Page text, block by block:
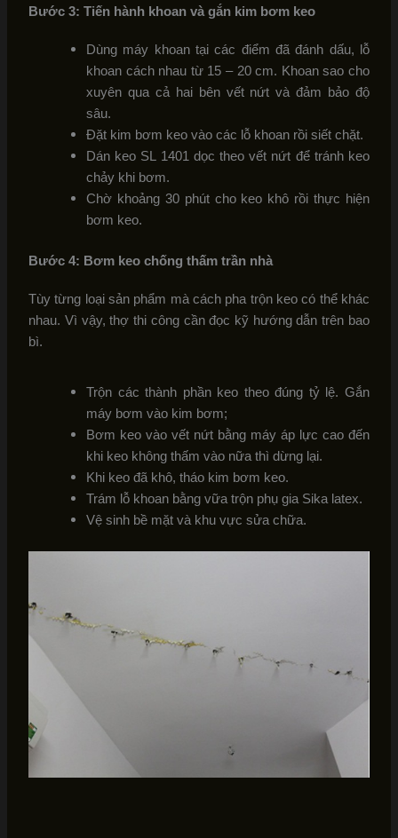
Bước 3: Tiến hành khoan và gắn kim bơm keo
Dùng máy khoan tại các điểm đã đánh dấu, lỗ
khoan cách nhau từ 15 – 20 cm. Khoan sao cho
xuyên qua cả hai bên vết nứt và đảm bảo độ
sâu.
Đặt kim bơm keo vào các lỗ khoan rồi siết chặt.
Dán keo SL 1401 dọc theo vết nứt để tránh keo
chảy khi bơm.
Chờ khoảng 30 phút cho keo khô rồi thực hiện
bơm keo.
Bước 4: Bơm keo chống thấm trần nhà
Tùy từng loại sản phẩm mà cách pha trộn keo có thể khác
nhau. Vì vậy, thợ thi công cần đọc kỹ hướng dẫn trên bao
bì.
Trộn các thành phần keo theo đúng tỷ lệ. Gắn
máy bơm vào kim bơm;
Bơm keo vào vết nứt bằng máy áp lực cao đến
khi keo không thấm vào nữa thì dừng lại.
Khi keo đã khô, tháo kim bơm keo.
Trám lỗ khoan bằng vữa trộn phụ gia Sika latex.
Vệ sinh bề mặt và khu vực sửa chữa.